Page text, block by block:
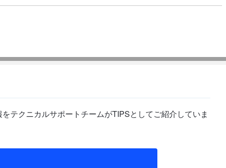
テクニカルサポートチームがTIPSとしてご紹介していま